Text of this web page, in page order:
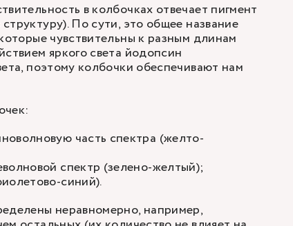
в колбочках отвечает пигмент
По сути, это общее название
чувствительны к разным длинам
яркого света йодопсин
поэтому колбочки обеспечивают нам
часть спектра (желто-
спектр (зелено-желтый);
синий).
неравномерно, например,